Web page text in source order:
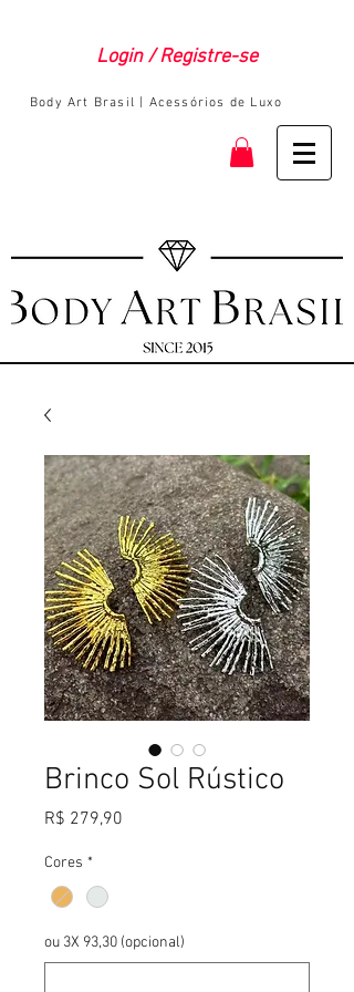
Login / Registre-se
Body Art Brasil | Acessórios de Luxo
Brinco Sol Rústico
R$ 279,90
Cores *
ou 3X 93,30 (opcional)